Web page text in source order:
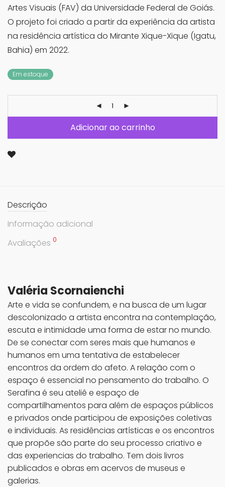
Artes Visuais (FAV) da Universidade Federal de Goiás.
O projeto foi criado a partir da experiência da artista
na residência artística do Mirante Xique-Xique (Igatu,
Bahia) em 2022.
Em estoque
Adicionar ao carrinho
Descrição
Informação adicional
Avaliações 0
Valéria Scornaienchi
Arte e vida se confundem, e na busca de um lugar
descolonizado a artista encontra na contemplação,
escuta e intimidade uma forma de estar no mundo.
De se conectar com seres mais que humanos e
humanos em uma tentativa de estabelecer
encontros da ordem do afeto. A relação com o
espaço é essencial no pensamento do trabalho. O
Serafina é seu ateliê e espaço de
compartilhamentos para além de espaços públicos
e privados onde participou de exposições coletivas
e individuais. As residências artísticas e os encontros
que propõe são parte do seu processo criativo e
das experiencias do trabalho. Tem dois livros
publicados e obras em acervos de museus e
galerias.